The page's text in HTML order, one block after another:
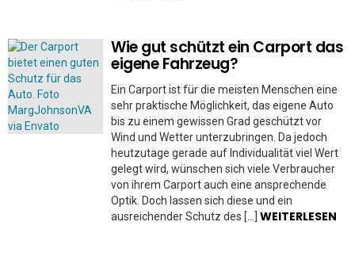
Wie gut schützt ein Carport das
eigene Fahrzeug?
Ein Carport ist für die meisten Menschen eine
sehr praktische Möglichkeit, das eigene Auto
bis zu einem gewissen Grad geschützt vor
Wind und Wetter unterzubringen. Da jedoch
heutzutage gerade auf Individualität viel Wert
gelegt wird, wünschen sich viele Verbraucher
von ihrem Carport auch eine ansprechende
Optik. Doch lassen sich diese und ein
ausreichender Schutz des […] WEITERLESEN